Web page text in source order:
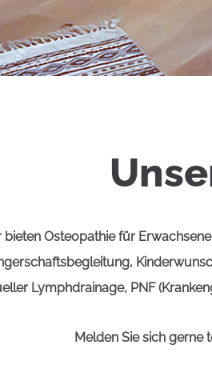
bieten Osteopathie für
Lymphdrainage, PNF
Melden Sie sich gerne